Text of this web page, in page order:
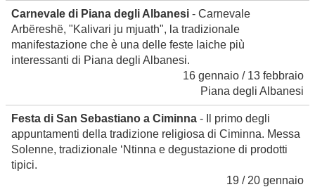
Carnevale di Piana degli Albanesi - Carnevale
Arbëreshë, "Kalivari ju mjuath", la tradizionale
manifestazione che è una delle feste laiche più
interessanti di Piana degli Albanesi.
16 gennaio / 13 febbraio
Piana degli Albanesi
Festa di San Sebastiano a Ciminna - Il primo degli
appuntamenti della tradizione religiosa di Ciminna. Messa
Solenne, tradizionale ‘Ntinna e degustazione di prodotti
tipici.
19 / 20 gennaio